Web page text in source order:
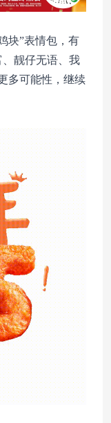
块”表情包，有
靓仔无语、我
多可能性，继续